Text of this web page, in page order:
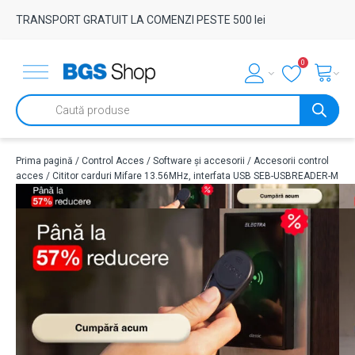
TRANSPORT GRATUIT LA COMENZI PESTE 500 lei
0
Products
search
Prima pagină / Control Acces / Software și accesorii / Accesorii control
acces / Cititor carduri Mifare 13.56MHz, interfata USB SEB-USBREADER-M